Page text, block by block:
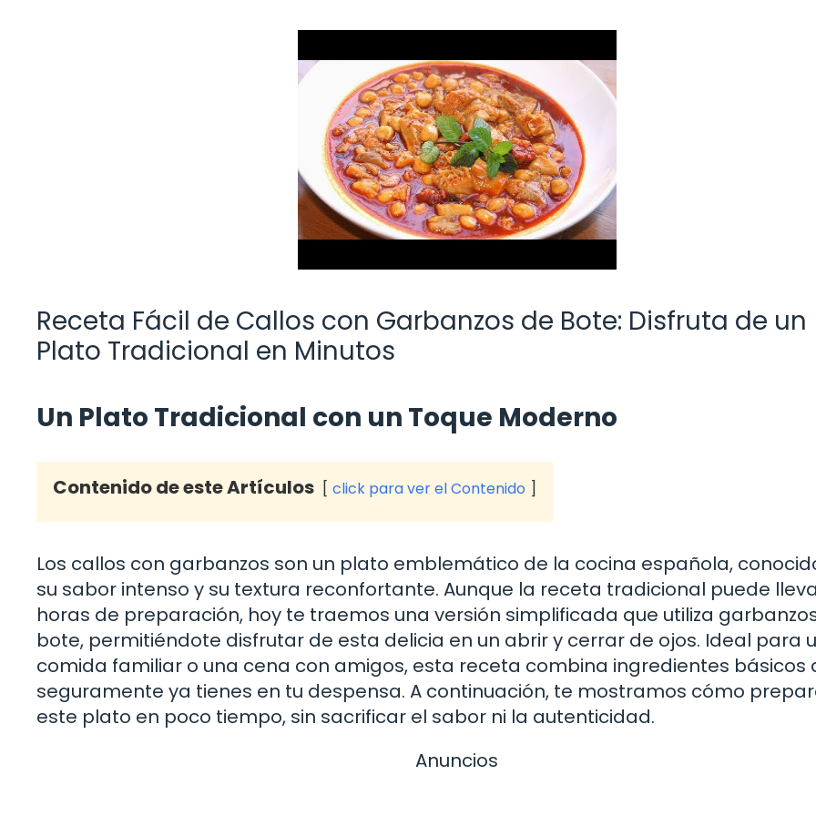
Receta Fácil de Callos con Garbanzos de Bote: Disfruta de un
Plato Tradicional en Minutos
Un Plato Tradicional con un Toque Moderno
Contenido de este Artículos click para ver el Contenido
Los callos con garbanzos son un plato emblemático de la cocina española,
su sabor intenso y su textura reconfortante. Aunque la receta tradicional puede
horas de preparación, hoy te traemos una versión simplificada que utiliza
bote, permitiéndote disfrutar de esta delicia en un abrir y cerrar de ojos. Ideal para
comida familiar o una cena con amigos, esta receta combina ingredientes básicos
seguramente ya tienes en tu despensa. A continuación, te mostramos cómo
este plato en poco tiempo, sin sacrificar el sabor ni la autenticidad.
Anuncios